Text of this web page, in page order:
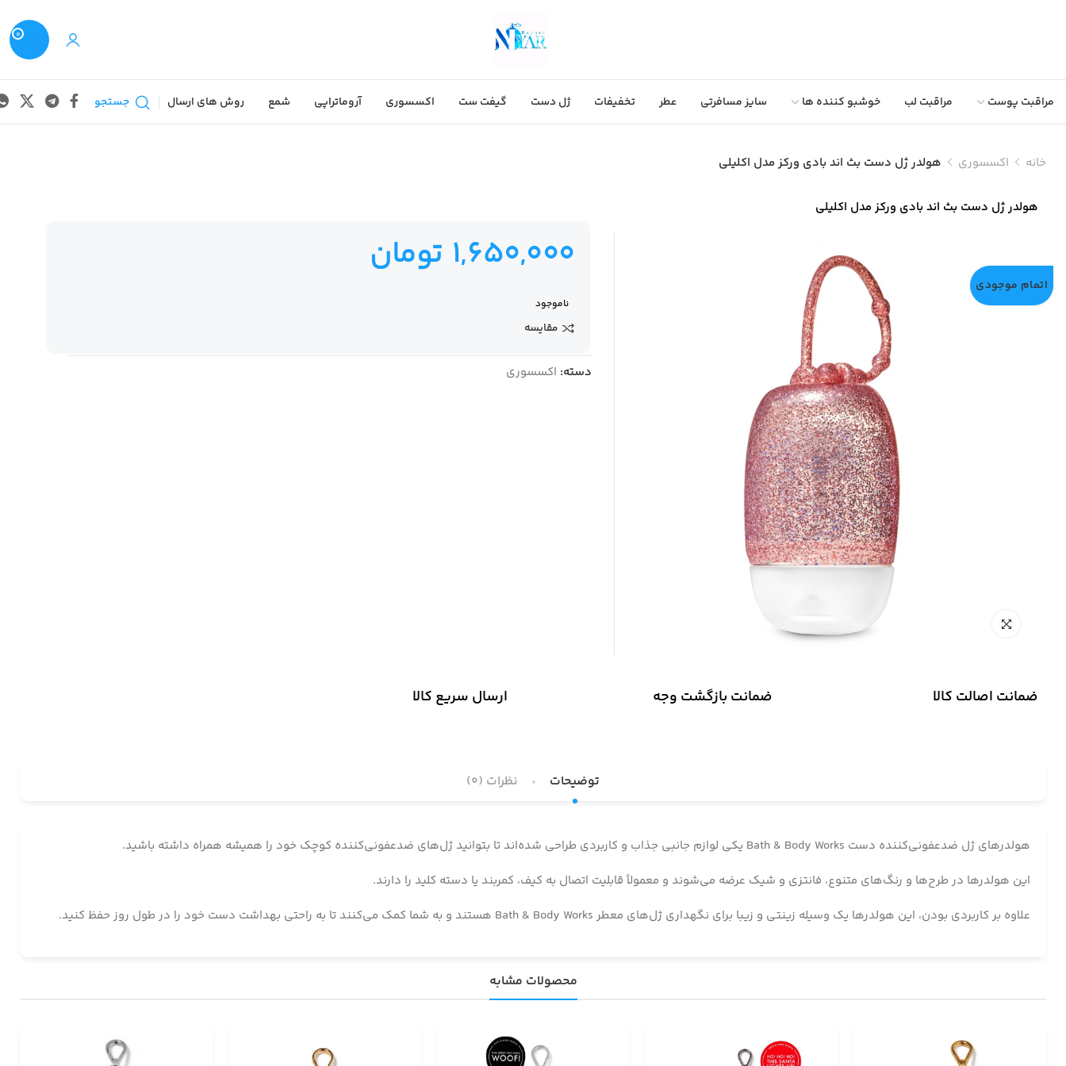
0
مراقبت پوست مراقبت لب خوشبو کننده ها سایز مسافرتی عطر تخفیفات ژل دست گیفت ست اکسسوری آروماتراپی شمع روش های ارسال جستجو
خانه اکسسوری هولدر ژل دست بث اند بادی ورکز مدل اکلیلی
اتمام موجودی
هولدر ژل دست بث اند بادی ورکز مدل اکلیلی
1,650,000 تومان
ناموجود
مقایسه
دسته: اکسسوری
ضمانت اصالت کالا ضمانت بازگشت وجه ارسال سریع کالا
توضیحات نظرات (0)
هولدرهای ژل ضدعفونی‌کننده دست Bath & Body Works یکی لوازم جانبی جذاب و کاربردی طراحی شده‌اند تا بتوانید ژل‌های ضدعفونی‌کننده کوچک خود را همیشه همراه داشته باشید.
این هولدرها در طرح‌ها و رنگ‌های متنوع، فانتزی و شیک عرضه می‌شوند و معمولاً قابلیت اتصال به کیف، کمربند یا دسته کلید را دارند.
علاوه بر کاربردی بودن، این هولدرها یک وسیله زینتی و زیبا برای نگهداری ژل‌های معطر Bath & Body Works هستند و به شما کمک می‌کنند تا به راحتی بهداشت دست خود را در طول روز حفظ کنید.
محصولات مشابه